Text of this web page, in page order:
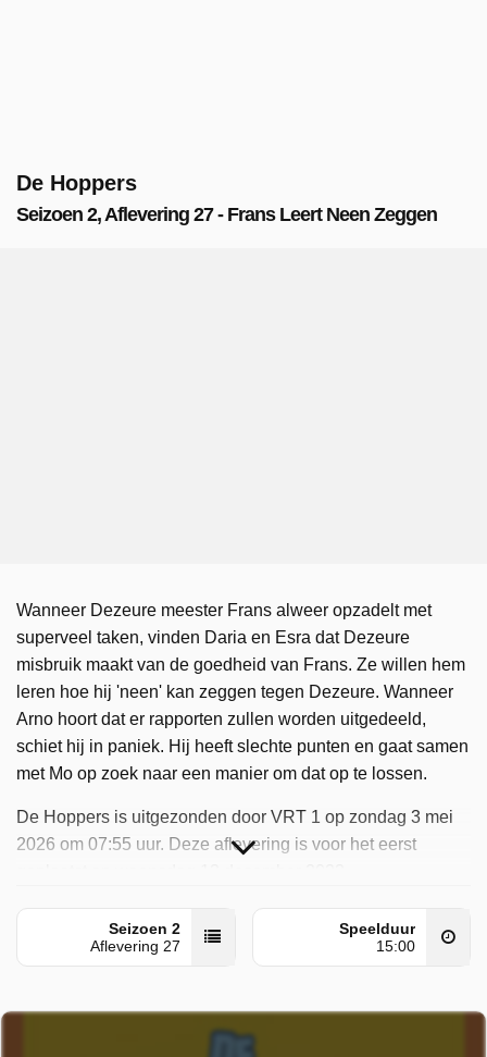
De Hoppers
Seizoen 2, Aflevering 27 - Frans Leert Neen Zeggen
Wanneer Dezeure meester Frans alweer opzadelt met
superveel taken, vinden Daria en Esra dat Dezeure
misbruik maakt van de goedheid van Frans. Ze willen hem
leren hoe hij 'neen' kan zeggen tegen Dezeure. Wanneer
Arno hoort dat er rapporten zullen worden uitgedeeld,
schiet hij in paniek. Hij heeft slechte punten en gaat samen
met Mo op zoek naar een manier om dat op te lossen.
De Hoppers is uitgezonden door VRT 1 op zondag 3 mei
2026 om 07:55 uur. Deze aflevering is voor het eerst
Seizoen 2
Aflevering 27
Speelduur
15:00